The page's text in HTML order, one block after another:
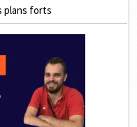
plans forts